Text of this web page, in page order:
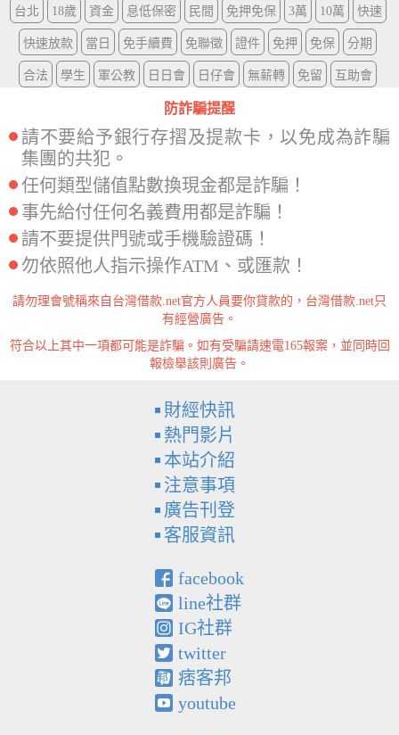
台北 18歲 資金 息低保密 民間 免押免保 3萬 10萬 快速
快速放款 當日 免手續費 免聯徵 證件 免押 免保 分期
合法 學生 軍公教 日日會 日仔會 無薪轉 免留 互助會
防詐騙提醒
請不要給予銀行存摺及提款卡，以免成為詐騙
集團的共犯。
任何類型儲值點數換現金都是詐騙！
事先給付任何名義費用都是詐騙！
請不要提供門號或手機驗證碼！
勿依照他人指示操作ATM、或匯款！
請勿理會號稱來自台灣借款.net官方人員要你貸款的，台灣借款.net只
有經營廣告。
符合以上其中一項都可能是詐騙。如有受騙請速電165報案，並同時回
報檢舉該則廣告。
財經快訊
熱門影片
本站介紹
注意事項
廣告刊登
客服資訊
facebook
line社群
IG社群
twitter
痞客邦
youtube